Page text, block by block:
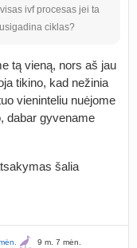
ivf procesas jei ta
ciklas?
tą vieną, nors aš jau
tikino, kad nežinia
vieninteliu nuėjome
dabar gyvename
šalia
9 m. 7 mėn.